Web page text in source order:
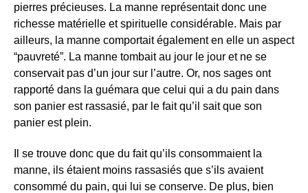
pierres précieuses. La manne représentait donc une
richesse matérielle et spirituelle considérable. Mais par
ailleurs, la manne comportait également en elle un aspect
“pauvreté”. La manne tombait au jour le jour et ne se
conservait pas d’un jour sur l’autre. Or, nos sages ont
rapporté dans la guémara que celui qui a du pain dans
son panier est rassasié, par le fait qu’il sait que son
panier est plein.
Il se trouve donc que du fait qu’ils consommaient la
manne, ils étaient moins rassasiés que s’ils avaient
consommé du pain, qui lui se conserve. De plus, bien